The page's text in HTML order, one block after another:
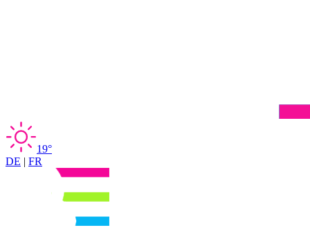
19°
DE | FR